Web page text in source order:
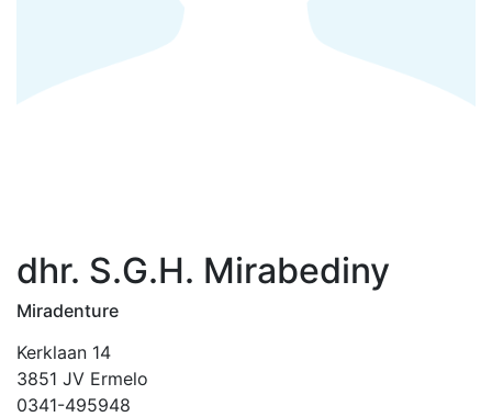
dhr. S.G.H. Mirabediny
Miradenture
Kerklaan 14
3851 JV Ermelo
0341-495948